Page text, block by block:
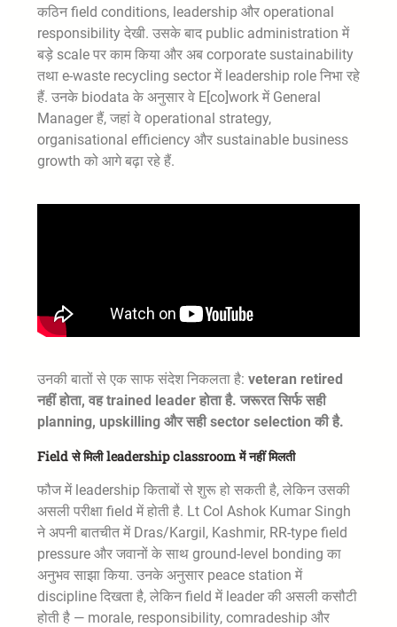
कठिन field conditions, leadership और operational
responsibility देखी. उसके बाद public administration में
बड़े scale पर काम किया और अब corporate sustainability
तथा e-waste recycling sector में leadership role निभा रहे
हैं. उनके biodata के अनुसार वे E[co]work में General
Manager हैं, जहां वे operational strategy,
organisational efficiency और sustainable business
growth को आगे बढ़ा रहे हैं.
उनकी बातों से एक साफ संदेश निकलता है: veteran retired
नहीं होता, वह trained leader होता है. जरूरत सिर्फ सही
planning, upskilling और सही sector selection की है.
Field से मिली leadership classroom में नहीं मिलती
फौज में leadership किताबों से शुरू हो सकती है, लेकिन उसकी
असली परीक्षा field में होती है. Lt Col Ashok Kumar Singh
ने अपनी बातचीत में Dras/Kargil, Kashmir, RR-type field
pressure और जवानों के साथ ground-level bonding का
अनुभव साझा किया. उनके अनुसार peace station में
discipline दिखता है, लेकिन field में leader की असली कसौटी
होती है — morale, responsibility, comradeship और